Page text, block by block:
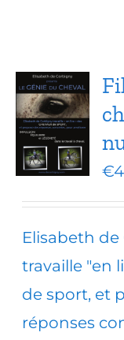
€
Elisabeth
travaille "en
de sport, et
réponses